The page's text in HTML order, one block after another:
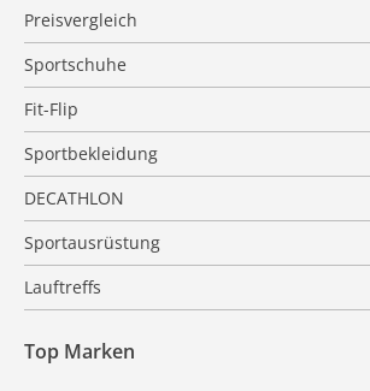
Preisvergleich
Sportschuhe
Fit-Flip
Sportbekleidung
DECATHLON
Sportausrüstung
Lauftreffs
Top Marken